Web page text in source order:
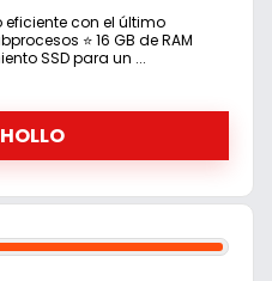
eficiente con el último
⭐ 16 GB de RAM
SSD para un ...